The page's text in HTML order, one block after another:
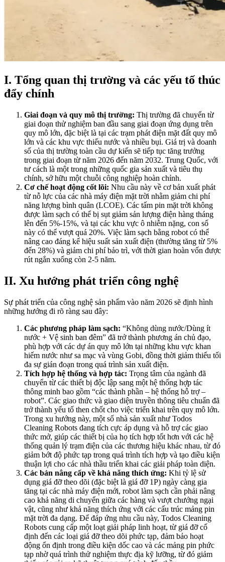
I. Tổng quan thị trường và các yếu tố thúc
đẩy chính
Giai đoạn và quy mô thị trường: Thị trường đã chuyển từ
giai đoạn thử nghiệm ban đầu sang giai đoạn ứng dụng trên
quy mô lớn, đặc biệt là tại các trạm phát điện mặt đất quy mô
lớn và các khu vực thiếu nước và nhiều bụi. Giá trị và doanh
số của thị trường toàn cầu dự kiến sẽ tiếp tục tăng trưởng
trong giai đoạn từ năm 2026 đến năm 2032. Trung Quốc, với
tư cách là một trong những quốc gia sản xuất và tiêu thụ
chính, sở hữu một chuỗi công nghiệp hoàn chỉnh.
Cơ chế hoạt động cốt lõi: Nhu cầu này về cơ bản xuất phát
từ nỗ lực của các nhà máy điện mặt trời nhằm giảm chi phí
năng lượng bình quân (LCOE). Các tấm pin mặt trời không
được làm sạch có thể bị sụt giảm sản lượng điện hàng tháng
lên đến 5%-15%, và tại các khu vực ô nhiễm nặng, con số
này có thể vượt quá 20%. Việc làm sạch bằng robot có thể
nâng cao đáng kể hiệu suất sản xuất điện (thường tăng từ 5%
đến 28%) và giảm chi phí bảo trì, với thời gian hoàn vốn được
rút ngắn xuống còn 2-5 năm.
II. Xu hướng phát triển công nghệ
Sự phát triển của công nghệ sản phẩm vào năm 2026 sẽ định hình
những hướng đi rõ ràng sau đây:
Các phương pháp làm sạch: “Không dùng nước/Dùng ít
nước + Vệ sinh ban đêm” đã trở thành phương án chủ đạo,
phù hợp với các dự án quy mô lớn tại những khu vực khan
hiếm nước như sa mạc và vùng Gobi, đồng thời giảm thiểu tối
đa sự gián đoạn trong quá trình sản xuất điện.
Tích hợp hệ thống và hợp tác: Trọng tâm của ngành đã
chuyển từ các thiết bị độc lập sang một hệ thống hợp tác
thông minh bao gồm “các thành phần – hệ thống hỗ trợ –
robot”. Các giao thức và giao diện truyền thông tiêu chuẩn đã
trở thành yếu tố then chốt cho việc triển khai trên quy mô lớn.
Trong xu hướng này, một số nhà sản xuất như Todos
Cleaning Robots đang tích cực áp dụng và hỗ trợ các giao
thức mở, giúp các thiết bị của họ tích hợp tốt hơn với các hệ
thống quản lý trạm điện của các thương hiệu khác nhau, từ đó
giảm bớt độ phức tạp trong quá trình tích hợp và tạo điều kiện
thuận lợi cho các nhà thầu triển khai các giải pháp toàn diện.
Các bản nâng cấp về khả năng thích ứng: Khi tỷ lệ sử
dụng giá đỡ theo dõi (đặc biệt là giá đỡ 1P) ngày càng gia
tăng tại các nhà máy điện mới, robot làm sạch cần phải nâng
cao khả năng di chuyển giữa các hàng và vượt chướng ngại
vật, cũng như khả năng thích ứng với các cấu trúc mảng pin
mặt trời đa dạng. Để đáp ứng nhu cầu này, Todos Cleaning
Robots cung cấp một loạt giải pháp linh hoạt, từ giá đỡ cố
định đến các loại giá đỡ theo dõi phức tạp, đảm bảo hoạt
động ổn định trong điều kiện dốc cao và các mảng pin phức
tạp nhờ quá trình thử nghiệm thực địa kỹ lưỡng, từ đó giảm